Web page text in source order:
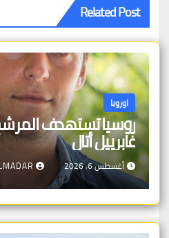
Related Post
اوروبا
روسيا تستهدف
غابرييل أتال
أغسطس 6, 2026